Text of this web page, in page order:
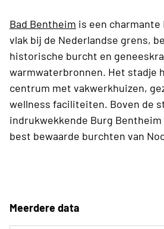
Bad Bentheim is een
vlak bij de Nederlandse grens,
historische burcht en
warmwaterbronnen. Het stadje
centrum met vakwerkhuizen,
wellness faciliteiten. Boven de
indrukwekkende Burg
best bewaarde burchten van
Meerdere data